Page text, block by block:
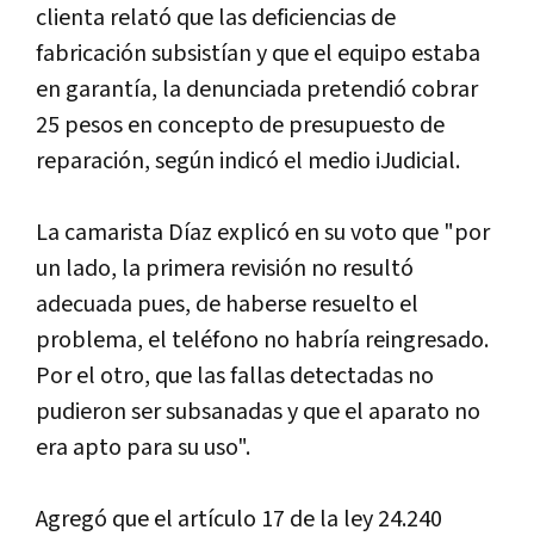
clienta relató que las deficiencias de
fabricación subsistían y que el equipo estaba
en garantía, la denunciada pretendió cobrar
25 pesos en concepto de presupuesto de
reparación, según indicó el medio iJudicial.
La camarista Díaz explicó en su voto que "por
un lado, la primera revisión no resultó
adecuada pues, de haberse resuelto el
problema, el teléfono no habría reingresado.
Por el otro, que las fallas detectadas no
pudieron ser subsanadas y que el aparato no
era apto para su uso".
Agregó que el artículo 17 de la ley 24.240